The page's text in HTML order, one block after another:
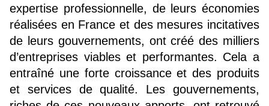
expertise professionnelle, de leurs économies
réalisées en France et des mesures incitatives
de leurs gouvernements, ont créé des milliers
d’entreprises viables et performantes. Cela a
entraîné une forte croissance et des produits
et services de qualité. Les gouvernements,